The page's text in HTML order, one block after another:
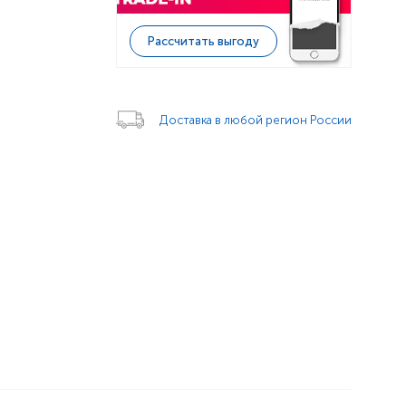
Рассчитать выгоду
Доставка в любой регион России